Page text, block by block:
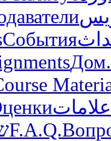
События
Дом.
علامات
F.A.Q.